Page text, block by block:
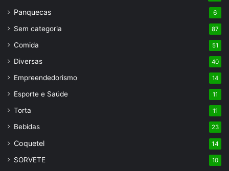
Panquecas 6
Sem categoria 87
Comida 51
Diversas 40
Empreendedorismo 14
Esporte e Saúde 11
Torta 11
Bebidas 23
Coquetel 14
SORVETE 10